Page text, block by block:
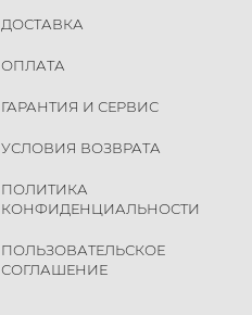
ДОСТАВКА
ОПЛАТА
ГАРАНТИЯ И СЕРВИС
УСЛОВИЯ ВОЗВРАТА
ПОЛИТИКА
КОНФИДЕНЦИАЛЬНОСТИ
ПОЛЬЗОВАТЕЛЬСКОЕ
СОГЛАШЕНИЕ